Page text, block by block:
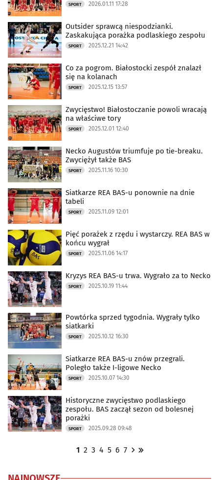
SPORT 2026.01.11 17:28
Outsider sprawcą niespodzianki.
Zaskakująca porażka podlaskiego zespołu
SPORT 2025.12.21 14:42
Co za pogrom. Białostocki zespół znalazł
się na kolanach
SPORT 2025.12.15 13:57
Zwycięstwo! Białostoczanie powoli wracają
na właściwe tory
SPORT 2025.12.01 12:40
Necko Augustów triumfuje po tie-breaku.
Zwyciężył także BAS
SPORT 2025.11.16 10:30
Siatkarze REA BAS-u ponownie na dnie
tabeli
SPORT 2025.11.09 12:01
Pięć porażek z rzędu i wystarczy. REA BAS w
końcu wygrał
SPORT 2025.11.06 14:17
Kryzys REA BAS-u trwa. Wygrało za to Necko
SPORT 2025.10.19 11:44
Powtórka sprzed tygodnia. Wygrały tylko
siatkarki
SPORT 2025.10.12 16:30
Siatkarze REA BAS-u znów przegrali.
Poległo także I-ligowe Necko
SPORT 2025.10.07 14:30
Historyczne zwycięstwo podlaskiego
zespołu. BAS zaczął sezon od bolesnej
porażki
SPORT 2025.09.28 09:48
1 2 3 4 5 6 7